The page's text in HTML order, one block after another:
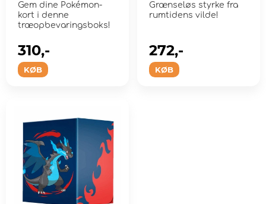
Gem dine Pokémon-
kort i denne
træopbevaringsboks!
KØB
310,-
Grænseløs styrke fra
rumtidens vilde!
KØB
272,-